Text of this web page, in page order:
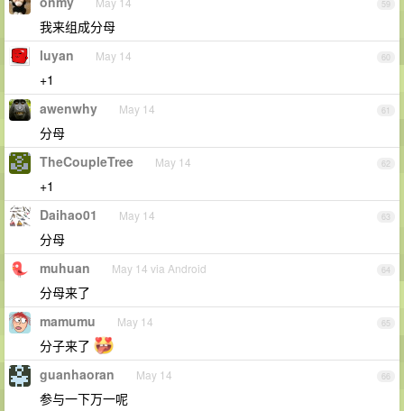
59
我来组成分母
60
luyan May 14
+1
61
awenwhy May 14
分母
62
TheCoupleTree May 14
+1
63
Daihao01 May 14
分母
64
muhuan May 14 via Android
分母来了
65
mamumu May 14
分子来了
66
guanhaoran May 14
参与一下万一呢